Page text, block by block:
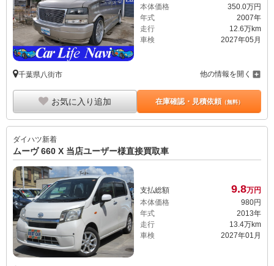
本体価格
350. 0万円
年式
2007年
走行
12.6万km
車検
2027年05月
千葉県八街市 他の情報を開く
お気に入り追加 在庫確認・見積依頼（無料）
ダイハツ新着
ムーヴ 660 X 当店ユーザー様直接買取車
支払総額 9.8万円
本体価格
980円
年式
2013年
走行
13.4万km
車検
2027年01月